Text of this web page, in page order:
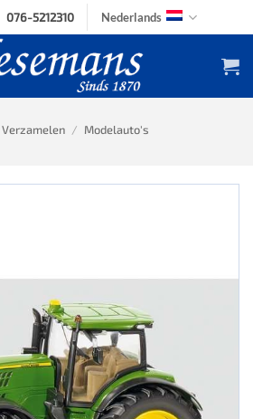
076-5212310 Nederlands
Verzamelen / Modelauto's